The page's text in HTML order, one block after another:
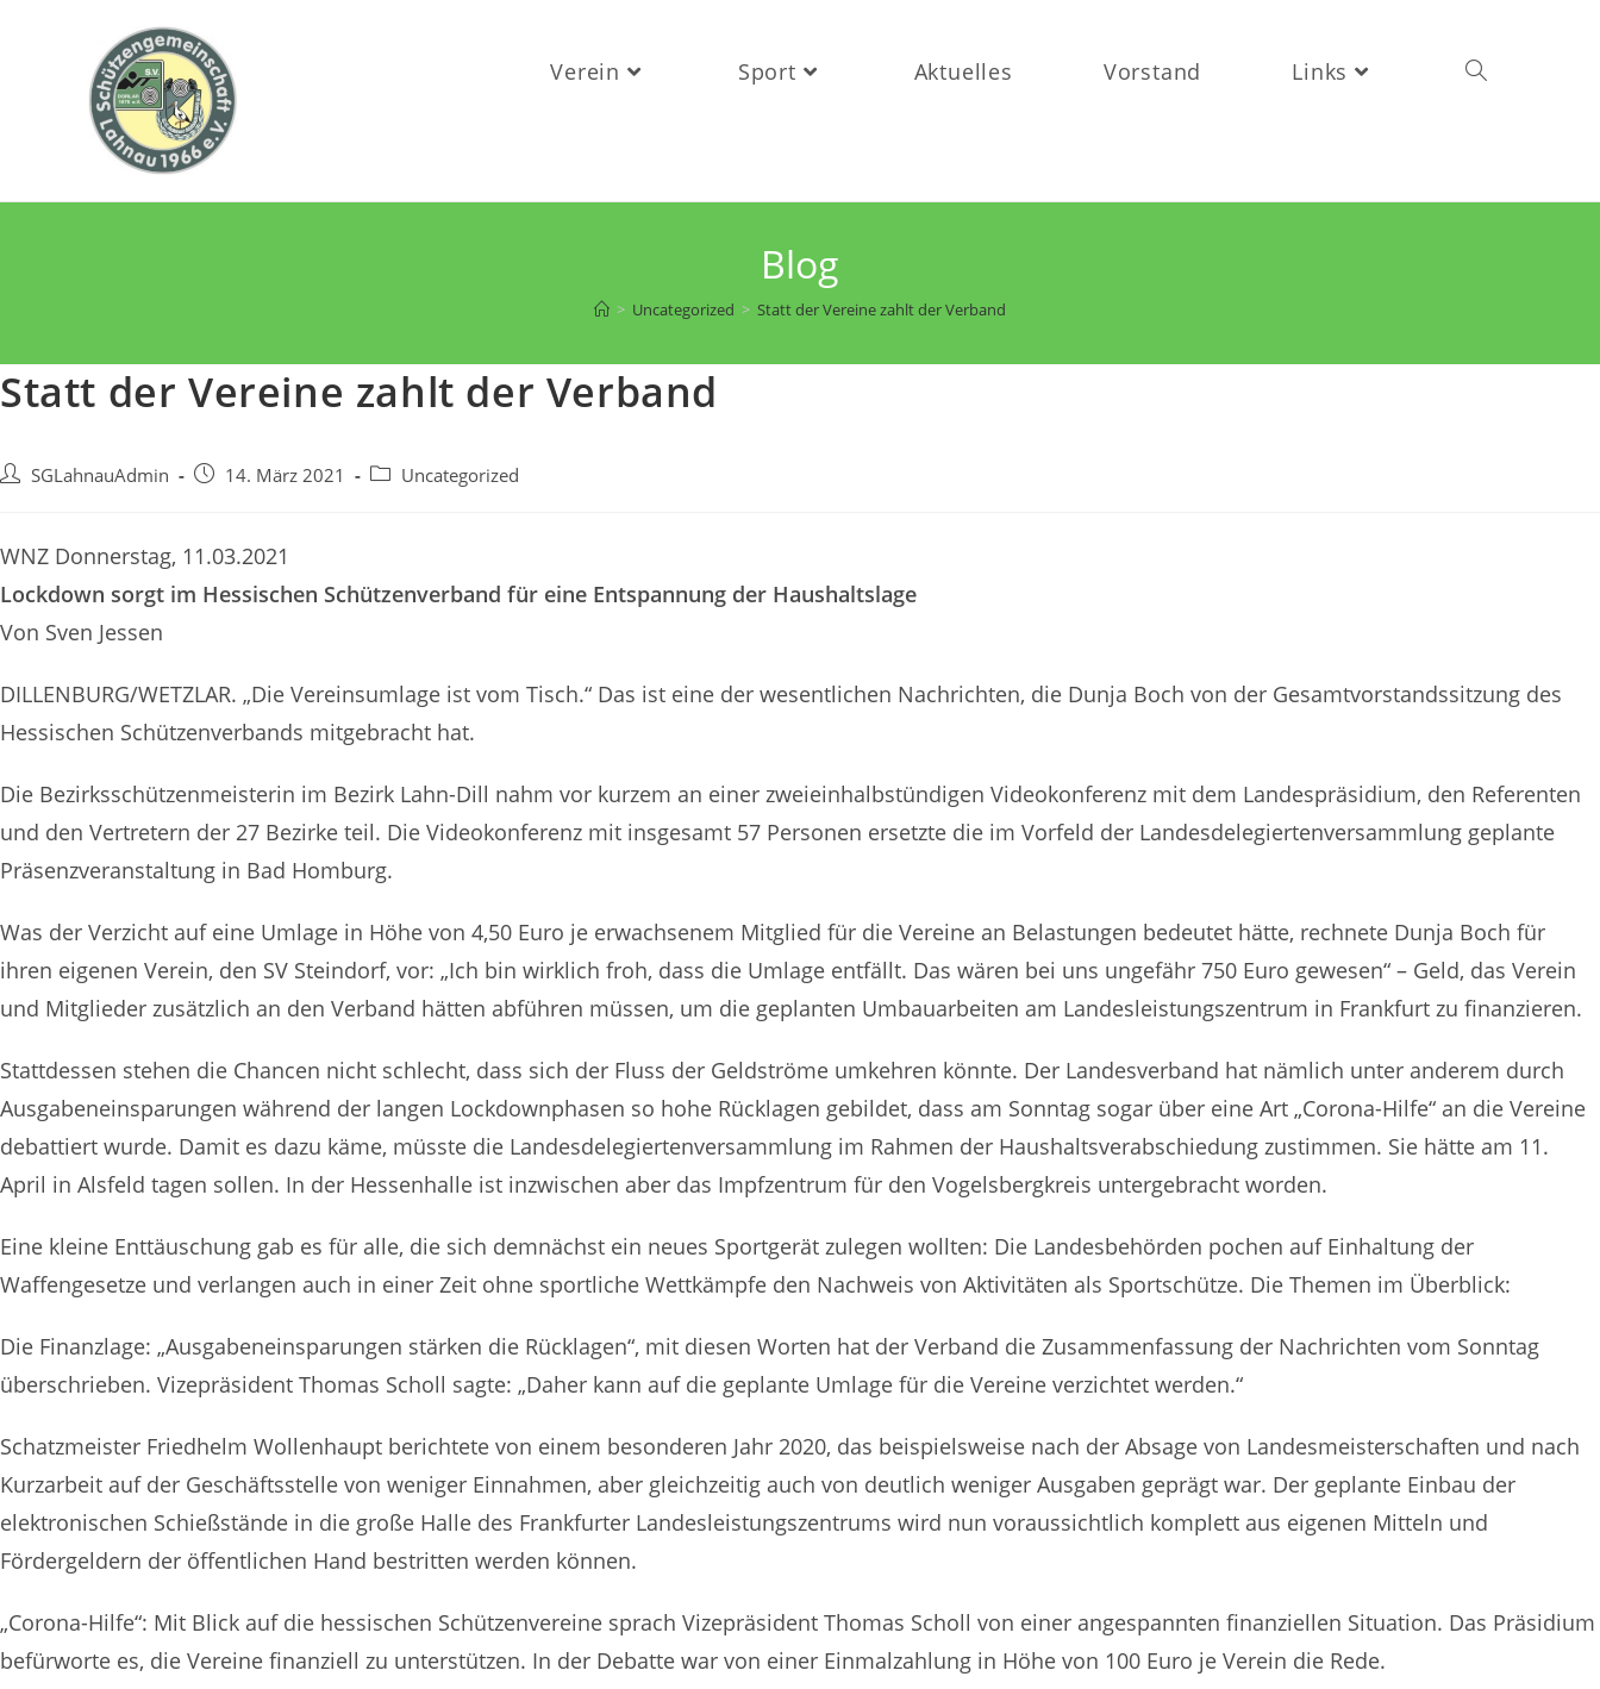
Verein Sport Aktuelles Vorstand Links Toggle
Blog
> Uncategorized > Statt der Vereine zahlt der Verband
Statt der Vereine zahlt der Verband
Beitrags-
SGLahnauAdmin
Beitrag14. März 2021
Beitrags-
Uncategorized
WNZ Donnerstag, 11.03.2021
Lockdown sorgt im Hessischen Schützenverband für eine Entspannung der Haushaltslage
Von Sven Jessen
DILLENBURG/WETZLAR. „Die Vereinsumlage ist vom Tisch.“ Das ist eine der wesentlichen Nachrichten, die Dunja Boch von der Gesamtvorstandssitzung des
Hessischen Schützenverbands mitgebracht hat.
Die Bezirksschützenmeisterin im Bezirk Lahn-Dill nahm vor kurzem an einer zweieinhalbstündigen Videokonferenz mit dem Landespräsidium, den Referenten
und den Vertretern der 27 Bezirke teil. Die Videokonferenz mit insgesamt 57 Personen ersetzte die im Vorfeld der Landesdelegiertenversammlung geplante
Präsenzveranstaltung in Bad Homburg.
Was der Verzicht auf eine Umlage in Höhe von 4,50 Euro je erwachsenem Mitglied für die Vereine an Belastungen bedeutet hätte, rechnete Dunja Boch für
ihren eigenen Verein, den SV Steindorf, vor: „Ich bin wirklich froh, dass die Umlage entfällt. Das wären bei uns ungefähr 750 Euro gewesen“ – Geld, das Verein
und Mitglieder zusätzlich an den Verband hätten abführen müssen, um die geplanten Umbauarbeiten am Landesleistungszentrum in Frankfurt zu finanzieren.
Stattdessen stehen die Chancen nicht schlecht, dass sich der Fluss der Geldströme umkehren könnte. Der Landesverband hat nämlich unter anderem durch
Ausgabeneinsparungen während der langen Lockdownphasen so hohe Rücklagen gebildet, dass am Sonntag sogar über eine Art „Corona-Hilfe“ an die Vereine
debattiert wurde. Damit es dazu käme, müsste die Landesdelegiertenversammlung im Rahmen der Haushaltsverabschiedung zustimmen. Sie hätte am 11.
April in Alsfeld tagen sollen. In der Hessenhalle ist inzwischen aber das Impfzentrum für den Vogelsbergkreis untergebracht worden.
Eine kleine Enttäuschung gab es für alle, die sich demnächst ein neues Sportgerät zulegen wollten: Die Landesbehörden pochen auf Einhaltung der
Waffengesetze und verlangen auch in einer Zeit ohne sportliche Wettkämpfe den Nachweis von Aktivitäten als Sportschütze. Die Themen im Überblick:
Die Finanzlage: „Ausgabeneinsparungen stärken die Rücklagen“, mit diesen Worten hat der Verband die Zusammenfassung der Nachrichten vom Sonntag
überschrieben. Vizepräsident Thomas Scholl sagte: „Daher kann auf die geplante Umlage für die Vereine verzichtet werden.“
Schatzmeister Friedhelm Wollenhaupt berichtete von einem besonderen Jahr 2020, das beispielsweise nach der Absage von Landesmeisterschaften und nach
Kurzarbeit auf der Geschäftsstelle von weniger Einnahmen, aber gleichzeitig auch von deutlich weniger Ausgaben geprägt war. Der geplante Einbau der
elektronischen Schießstände in die große Halle des Frankfurter Landesleistungszentrums wird nun voraussichtlich komplett aus eigenen Mitteln und
Fördergeldern der öffentlichen Hand bestritten werden können.
„Corona-Hilfe“: Mit Blick auf die hessischen Schützenvereine sprach Vizepräsident Thomas Scholl von einer angespannten finanziellen Situation. Das Präsidium
befürworte es, die Vereine finanziell zu unterstützen. In der Debatte war von einer Einmalzahlung in Höhe von 100 Euro je Verein die Rede.